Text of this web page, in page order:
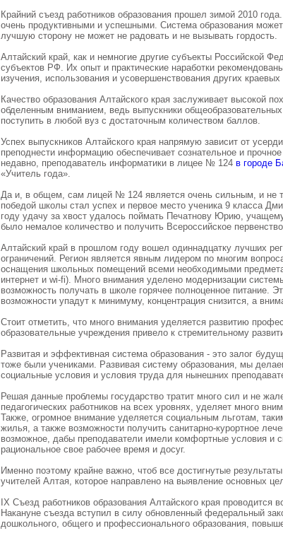
Крайний съезд работников образования прошел зимой 2010
очень продуктивными и успешными. Система образования
лучшую сторону не может не радовать и не вызывать гордость.
Алтайский край, как и немногие другие субъекты Российской
субъектов РФ. Их опыт и практические наработки
изучения, использования и усовершенствования других
Качество образования Алтайского края заслуживает высокой
обделенным вниманием, ведь выпускники
поступить в любой вуз с достаточным количеством баллов.
Успех выпускников Алтайского края напрямую зависит от
преподнести информацию обеспечивает сознательное и
недавно, преподаватель информатики в лицее № 124 в городе
«Учитель года».
Да и, в общем, сам лицей № 124 является очень сильным, и не
победой школы стал успех и первое место ученика 9 класса
году удачу за хвост удалось поймать Печатнову Юрию,
было немалое количество и получить Всероссийское
Алтайский край в прошлом году вошел одиннадцатку лучших
ограничений. Регион является явным лидером по многим
оснащения школьных помещений всеми необходимыми
интернет и wi-fi). Много внимания уделено модернизации
возможность получать в школе горячее полноценное питание.
возможности упадут к минимуму, концентрация снизится, а
Стоит отметить, что много внимания уделяется развитию
образовательные учреждения привело к стремительному
Развитая и эффективная система образования - это залог
тоже были учениками. Развивая систему образования, мы
социальные условия и условия труда для нынешних
Решая данные проблемы государство тратит много сил и не
педагогических работников на всех уровнях, уделяет много
Также, огромное внимание уделяется социальным льготам,
жилья, а также возможности получить санитарно-курортное
возможное, дабы преподаватели имели комфортные условия и
рациональное свое рабочее время и досуг.
Именно поэтому крайне важно, чтоб все достигнутые
учителей Алтая, которое направлено на выявление основных
IX Съезд работников образования Алтайского края
Накануне съезда вступил в силу обновленный федеральный
дошкольного, общего и профессионального образования,